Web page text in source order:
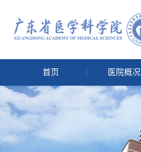
首页 医院概况